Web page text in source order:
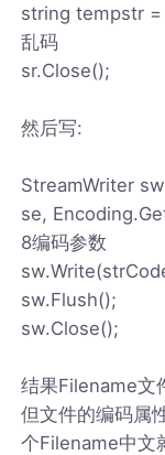
string tempstr =
乱码
sr.Close();
然后写:
StreamWriter
se,
8编码参数
sw.Flush();
sw.Close();
结果Filename文
但文件的编码属
个Filename中文